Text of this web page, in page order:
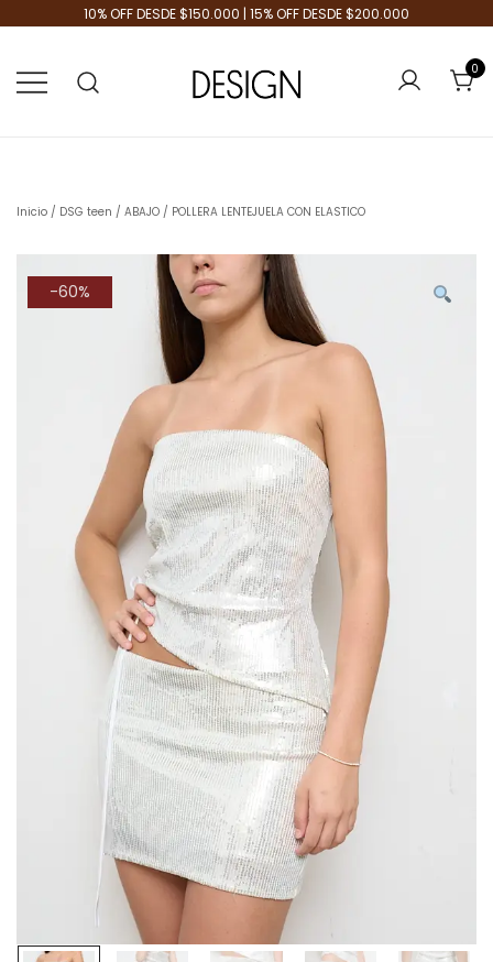
10% OFF DESDE $150.000 | 15% OFF DESDE $200.000
0
Inicio / DSG teen / ABAJO / POLLERA LENTEJUELA CON ELASTICO
-60%